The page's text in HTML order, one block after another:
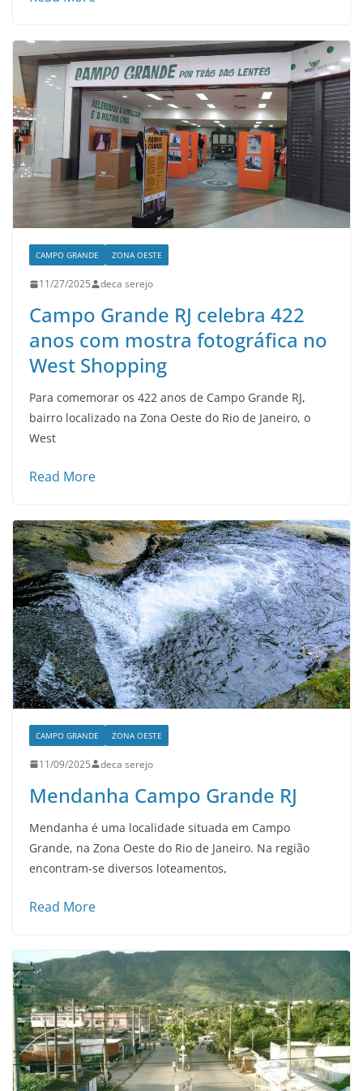
CAMPO GRANDE ZONA OESTE
11/27/2025 deca serejo
Campo Grande RJ celebra 422
anos com mostra fotográfica no
West Shopping
Para comemorar os 422 anos de Campo Grande RJ,
bairro localizado na Zona Oeste do Rio de Janeiro, o
West
Read More
CAMPO GRANDE ZONA OESTE
11/09/2025 deca serejo
Mendanha Campo Grande RJ
Mendanha é uma localidade situada em Campo
Grande, na Zona Oeste do Rio de Janeiro. Na região
encontram-se diversos loteamentos,
Read More